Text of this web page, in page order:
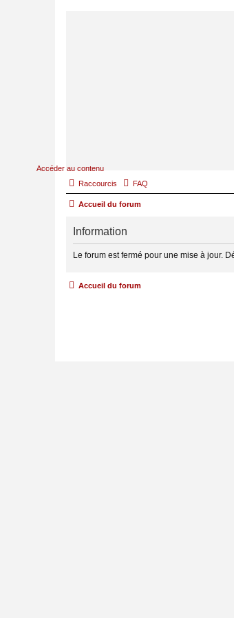
Accéder au contenu
Raccourcis FAQ
Accueil du forum
Information
Le forum est fermé pour une mise à jour.
Accueil du forum